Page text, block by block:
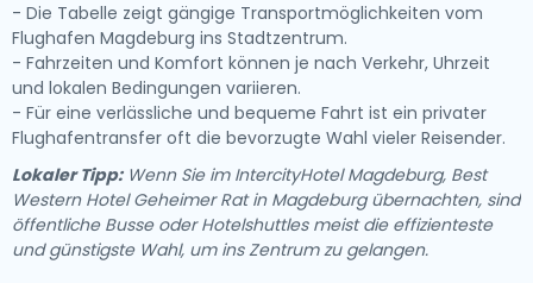
- Die Tabelle zeigt gängige Transportmöglichkeiten vom
Flughafen Magdeburg ins Stadtzentrum.
- Fahrzeiten und Komfort können je nach Verkehr, Uhrzeit
und lokalen Bedingungen variieren.
- Für eine verlässliche und bequeme Fahrt ist ein privater
Flughafentransfer oft die bevorzugte Wahl vieler Reisender.
Lokaler Tipp:Wenn Sie im IntercityHotel Magdeburg, Best
Western Hotel Geheimer Rat in Magdeburg übernachten, sind
öffentliche Busse oder Hotelshuttles meist die effizienteste
und günstigste Wahl, um ins Zentrum zu gelangen.